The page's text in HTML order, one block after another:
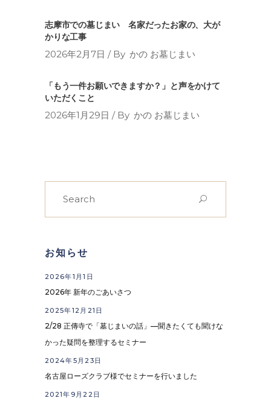
志摩市での墓じまい 名家だったお家の、大が
かりな工事
2026年2月7日 By かの お墓じまい
「もう一件お願いできますか？」と声をかけて
いただくこと
2026年1月29日 By かの お墓じまい
お知らせ
2026年1月1日
2026年 新年のごあいさつ
2025年12月21日
2/28 正傳寺で「墓じまいの話」—聞きたくても聞けな
かった疑問を整理するセミナー
2024年5月23日
名古屋ローズクラブ様でセミナーを行いました
2021年9月22日